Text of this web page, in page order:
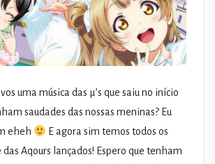
uma música das μ’s que saiu no início
saudades das nossas meninas? Eu
eheh
E agora sim temos todos os
das Aqours lançados! Espero que tenham